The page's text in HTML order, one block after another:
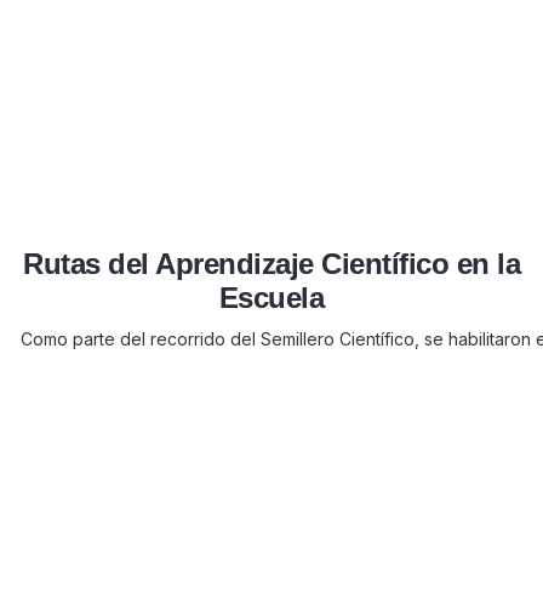
Rutas del Aprendizaje Científico en la
Escuela
Como parte del recorrido del Semillero Científico, se